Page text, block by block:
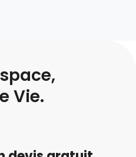
Vie.